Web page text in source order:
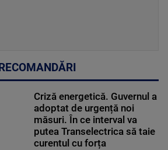
RECOMANDĂRI
Criză energetică. Guvernul a
adoptat de urgență noi
măsuri. În ce interval va
putea Transelectrica să taie
curentul cu forța